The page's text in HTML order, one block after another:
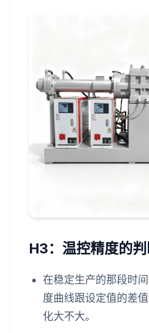
H3：温控精度的
在稳定生产的那段时
度曲线跟设定值的差
化大不大。